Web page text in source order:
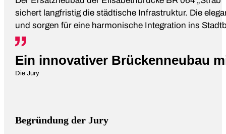
sichert langfristig die städtische Infrastruktur. Die
und sorgen für eine harmonische Integration ins
Ein innovativer Brückenneubau
Die Jury
Begründung der Jury